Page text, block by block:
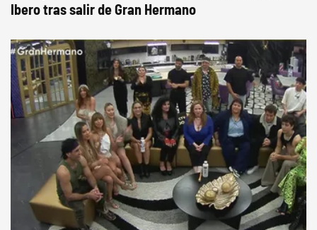
Ibero tras salir de Gran Hermano